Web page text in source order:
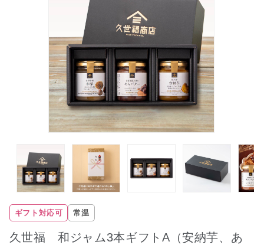
ギフト対応可 常温
久世福 和ジャム3本ギフトA（安納芋、あ